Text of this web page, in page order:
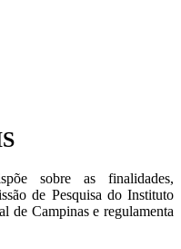
sobre as finalidades,
de Pesquisa do Instituto
de Campinas e regulamenta